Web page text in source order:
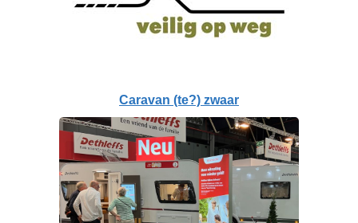
Caravan (te?) zwaar